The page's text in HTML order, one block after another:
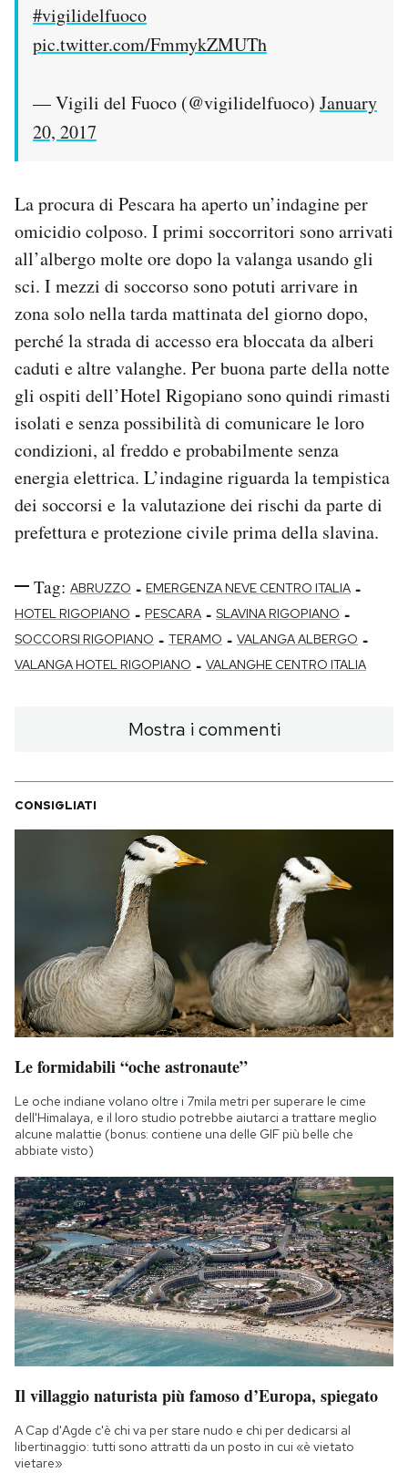
#vigilidelfuoco
pic.twitter.com/FmmykZMUTh
— Vigili del Fuoco (@vigilidelfuoco) January
20, 2017
La procura di Pescara ha aperto un’indagine per
omicidio colposo. I primi soccorritori sono arrivati
all’albergo molte ore dopo la valanga usando gli
sci. I mezzi di soccorso sono potuti arrivare in
zona solo nella tarda mattinata del giorno dopo,
perché la strada di accesso era bloccata da alberi
caduti e altre valanghe. Per buona parte della notte
gli ospiti dell’Hotel Rigopiano sono quindi rimasti
isolati e senza possibilità di comunicare le loro
condizioni, al freddo e probabilmente senza
energia elettrica. L’indagine riguarda la tempistica
dei soccorsi e la valutazione dei rischi da parte di
prefettura e protezione civile prima della slavina.
Tag: ABRUZZO - EMERGENZA NEVE CENTRO ITALIA -
HOTEL RIGOPIANO - PESCARA - SLAVINA RIGOPIANO -
SOCCORSI RIGOPIANO - TERAMO - VALANGA ALBERGO -
VALANGA HOTEL RIGOPIANO - VALANGHE CENTRO ITALIA
Mostra i commenti
CONSIGLIATI
Le formidabili “oche astronaute”
Le oche indiane volano oltre i 7mila metri per superare le cime
dell'Himalaya, e il loro studio potrebbe aiutarci a trattare meglio
alcune malattie (bonus: contiene una delle GIF più belle che
abbiate visto)
Il villaggio naturista più famoso d’Europa, spiegato
A Cap d'Agde c'è chi va per stare nudo e chi per dedicarsi al
libertinaggio: tutti sono attratti da un posto in cui «è vietato
vietare»